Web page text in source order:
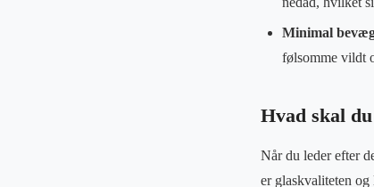
Minimal
følsomme vildt
Hvad skal
Når du leder efter
er glaskvaliteten